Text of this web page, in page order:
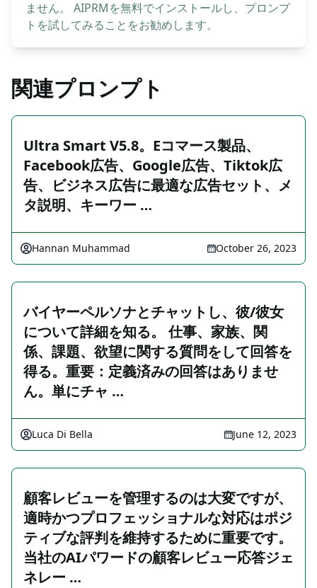
ません。 AIPRMを無料でインストールし、プロンプ
トを試してみることをお勧めします。
関連プロンプト
Ultra Smart V5.8。Eコマース製品、
Facebook広告、Google広告、Tiktok広
告、ビジネス広告に最適な広告セット、メ
タ説明、キーワー …
Hannan Muhammad October 26, 2023
バイヤーペルソナとチャットし、彼/彼女
について詳細を知る。 仕事、家族、関
係、課題、欲望に関する質問をして回答を
得る。重要：定義済みの回答はありませ
ん。単にチャ …
Luca Di Bella June 12, 2023
顧客レビューを管理するのは大変ですが、
適時かつプロフェッショナルな対応はポジ
ティブな評判を維持するために重要です。
当社のAIパワードの顧客レビュー応答ジェ
ネレー …